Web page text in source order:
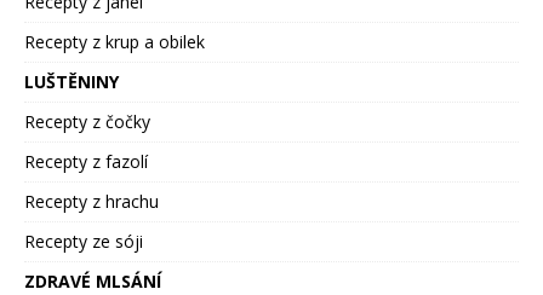
Recepty z krup a obilek
LUŠTĚNINY
Recepty z čočky
Recepty z fazolí
Recepty z hrachu
Recepty ze sóji
ZDRAVÉ MLSÁNÍ